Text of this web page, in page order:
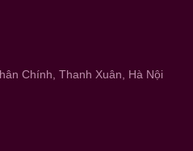
Chính, Thanh Xuân, Hà Nội